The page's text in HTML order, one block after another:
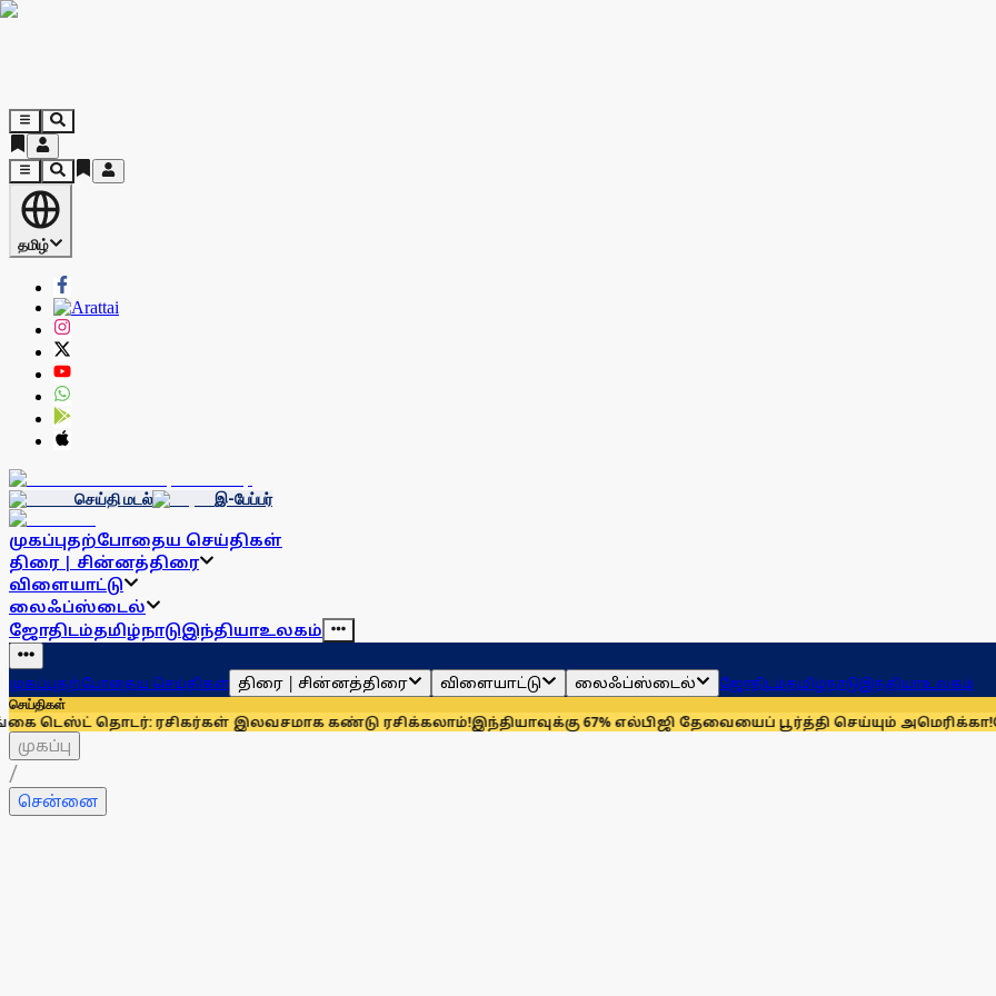
தமிழ்
செய்தி மடல் இ-பேப்பர்
முகப்புதற்போதைய செய்திகள்
திரை | சின்னத்திரை
விளையாட்டு
லைஃப்ஸ்டைல்
ஜோதிடம்தமிழ்நாடுஇந்தியாஉலகம்
முகப்புதற்போதைய செய்திகள் திரை | சின்னத்திரை விளையாட்டு லைஃப்ஸ்டைல் ஜோதிடம்தமிழ்நாடுஇந்தியாஉலகம்
செய்திகள்
ரசிகர்கள் இலவசமாக கண்டு ரசிக்கலாம்!இந்தியாவுக்கு 67% எல்பிஜி தேவையைப் பூர்த்தி செய்யும் அமெரிக்கா!செயின்ட்
முகப்பு
/
சென்னை